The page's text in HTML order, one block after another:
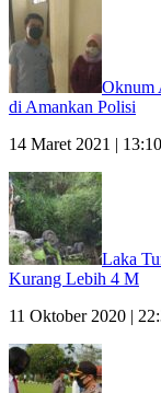
Oknum
di Amankan Polisi
14 Maret 2021 |
Laka
Kurang Lebih 4 M
11 Oktober 2020 |